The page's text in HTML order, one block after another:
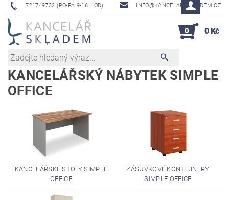
721749732 (PO-PÁ 9-16 HOD) INFO@KANCELAR-SKLADEM.CZ
0 0 Kč
KANCELÁŘSKÝ NÁBYTEK SIMPLE
OFFICE
KANCELÁŘSKÉ STOLY SIMPLE
OFFICE
ZÁSUVKOVÉ KONTEJNERY
SIMPLE OFFICE